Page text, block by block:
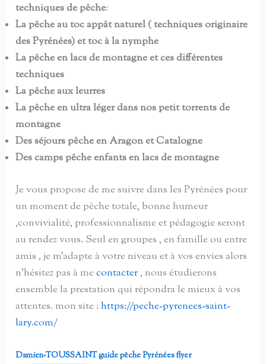
techniques de pêche:
La pêche au toc appât naturel ( techniques originaire
des Pyrénées) et toc à la nymphe
La pêche en lacs de montagne et ces différentes
techniques
La pêche aux leurres
La pêche en ultra léger dans nos petit torrents de
montagne
Des séjours pêche en Aragon et Catalogne
Des camps pêche enfants en lacs de montagne
Je vous propose de me suivre dans les Pyrénées pour
un moment de pêche totale, bonne humeur
,convivialité, professionnalisme et pédagogie seront
au rendez vous. Seul en groupes , en famille ou entre
amis , je m’adapte à votre niveau et à vos envies alors
n’hésitez pas à mecontacter, nous étudierons
ensemble la prestation qui répondra le mieux à vos
attentes. mon site :https://peche-pyrenees-saint-
lary.com/
Damien-TOUSSAINT guide pêche Pyrénées flyer